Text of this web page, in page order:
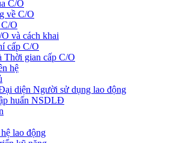
C/O
về C/O
O
và cách khai
cấp C/O
Thời gian cấp C/O
hệ
diện Người sử dụng lao động
huấn NSDLĐ
lao động